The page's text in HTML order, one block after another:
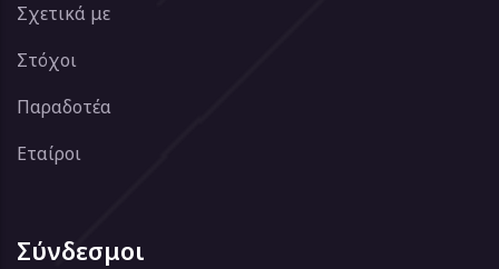
Σχετικά με
Στόχοι
Παραδοτέα
Εταίροι
Σύνδεσμοι